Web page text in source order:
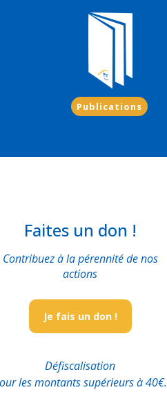
Publications
Faites un don !
Contribuez à la pérennité de nos
actions
Je fais un don !
Défiscalisation
les montants supérieurs à 40€.